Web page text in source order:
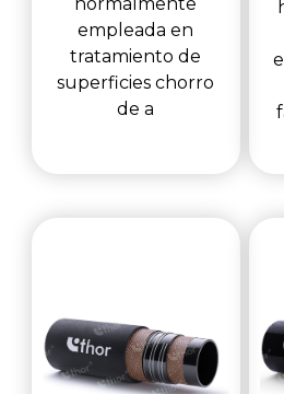
empleada en
tratamiento de
superficies chorro
de a